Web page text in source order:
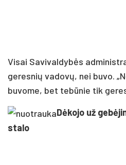
Visai Savivaldybės
geresnių vadovų, nei buvo.
buvome, bet tebūnie tik
Dėkojo už
stalo